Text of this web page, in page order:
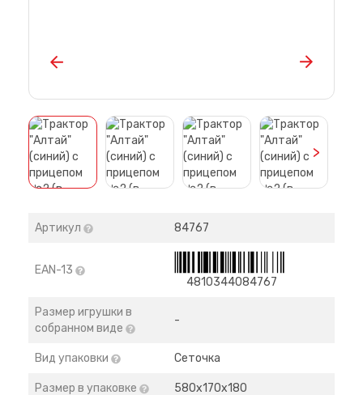
>
Артикул 84767
EAN-13
4810344084767
Размер игрушки в
собранном виде
-
Вид упаковки Сеточка
Размер в упаковке 580х170х180